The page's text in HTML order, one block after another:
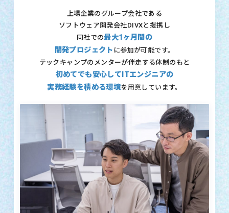
上場企業のグループ会社である
ソフトウェア開発会社DIVXと提携し
同社での最大1ヶ月間の
開発プロジェクト に参加が可能です。
テックキャンプのメンターが伴走する体制のもと
初めてでも安心してITエンジニアの
実務経験を積める環境を用意しています。